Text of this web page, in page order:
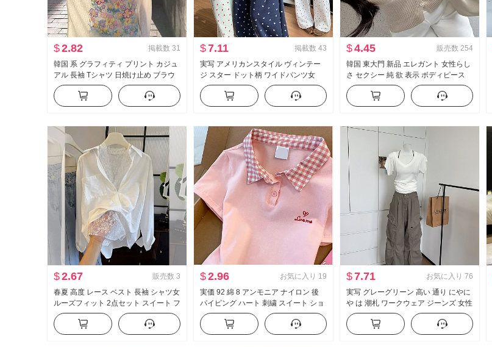
$2.82 掲載数 31
韓国 系 グラフィティ プリント カジュ
アル 長袖 Tシャツ 日焼け止め ブラウ
ス 女性 春夏 ルーズフィット ルーズ 風
が冷たい 感 クルーネック トップス
$7.11 掲載数 43
実写 アメリカンスタイル ヴィンテー
ジ スター ドット柄 ワイドパンツ女
2026 秋 新品 ファッション ルーズフィ
ット スリム効果 カジュアルパンツ
$4.45 販売数 254
韓国 東大門 新品 エレガント 女性らし
さ セクシー 純 欲 表示 ボディピース
側 系 バックル 半袖 ニット Tシャツ ト
ップス
$2.67 販売数 3
春夏 高度 レース ベスト 長袖 シャツ女
ルーズフィット 2点セット スイート フ
レッシュ
$2.96 お気に入り 19
実価 92 綿 8 アンモニア ナイロン 後
パイピング ハート 刺繍 スイート ショ
ート丈 ポロ襟 Tシャツ スリムフィット
小柄 トレンド
$7.71 お気に入り 76
実写 グレーグリーン 高い 通り にやに
や は 潮札 ワークウェア ジーンズ 女性
アメリカンスタイル ヴィンテージ ル
ーズフィット フロアレングス カジュ
アル ズボン